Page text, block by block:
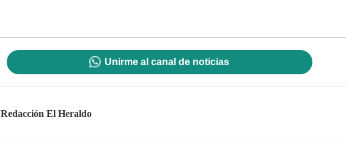
Unirme al canal de noticias
Redacción El Heraldo